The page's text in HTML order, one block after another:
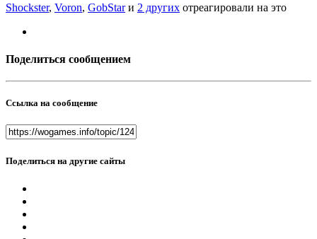
Shockster, Voron, GobStarи 2 других отреагировали на это
Поделиться сообщением
Ссылка на сообщение
Поделиться на другие сайты